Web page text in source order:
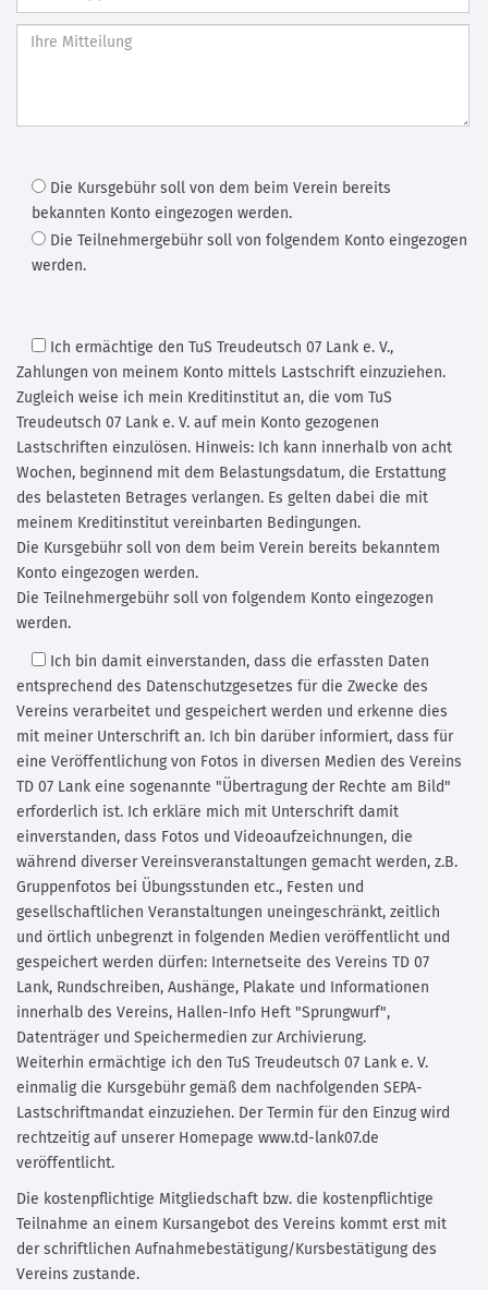
Die Kursgebühr soll von dem beim Verein bereits
bekannten Konto eingezogen werden.
Die Teilnehmergebühr soll von folgendem Konto eingezogen
werden.
Ich ermächtige den TuS Treudeutsch 07 Lank e. V.,
Zahlungen von meinem Konto mittels Lastschrift einzuziehen.
Zugleich weise ich mein Kreditinstitut an, die vom TuS
Treudeutsch 07 Lank e. V. auf mein Konto gezogenen
Lastschriften einzulösen. Hinweis: Ich kann innerhalb von acht
Wochen, beginnend mit dem Belastungsdatum, die Erstattung
des belasteten Betrages verlangen. Es gelten dabei die mit
meinem Kreditinstitut vereinbarten Bedingungen.
Die Kursgebühr soll von dem beim Verein bereits bekanntem
Konto eingezogen werden.
Die Teilnehmergebühr soll von folgendem Konto eingezogen
werden.
Ich bin damit einverstanden, dass die erfassten Daten
entsprechend des Datenschutzgesetzes für die Zwecke des
Vereins verarbeitet und gespeichert werden und erkenne dies
mit meiner Unterschrift an. Ich bin darüber informiert, dass für
eine Veröffentlichung von Fotos in diversen Medien des Vereins
TD 07 Lank eine sogenannte "Übertragung der Rechte am Bild"
erforderlich ist. Ich erkläre mich mit Unterschrift damit
einverstanden, dass Fotos und Videoaufzeichnungen, die
während diverser Vereinsveranstaltungen gemacht werden, z.B.
Gruppenfotos bei Übungsstunden etc., Festen und
gesellschaftlichen Veranstaltungen uneingeschränkt, zeitlich
und örtlich unbegrenzt in folgenden Medien veröffentlicht und
gespeichert werden dürfen: Internetseite des Vereins TD 07
Lank, Rundschreiben, Aushänge, Plakate und Informationen
innerhalb des Vereins, Hallen-Info Heft "Sprungwurf",
Datenträger und Speichermedien zur Archivierung.
Weiterhin ermächtige ich den TuS Treudeutsch 07 Lank e. V.
einmalig die Kursgebühr gemäß dem nachfolgenden SEPA-
Lastschriftmandat einzuziehen. Der Termin für den Einzug wird
rechtzeitig auf unserer Homepage www.td-lank07.de
veröffentlicht.
Die kostenpflichtige Mitgliedschaft bzw. die kostenpflichtige
Teilnahme an einem Kursangebot des Vereins kommt erst mit
der schriftlichen Aufnahmebestätigung/Kursbestätigung des
Vereins zustande.